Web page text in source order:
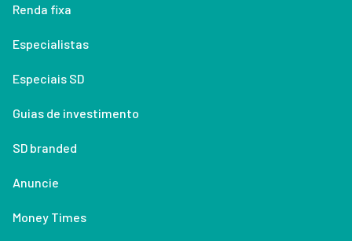
Renda fixa
Especialistas
Especiais SD
Guias de investimento
SD branded
Anuncie
Money Times